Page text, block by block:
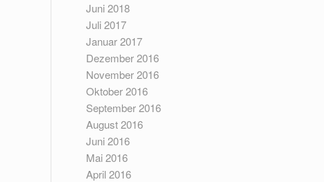
Juni 2018
Juli 2017
Januar 2017
Dezember 2016
November 2016
Oktober 2016
September 2016
August 2016
Juni 2016
Mai 2016
April 2016